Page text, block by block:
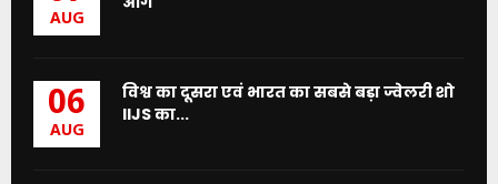
AUG
06
AUG
विश्व का दूसरा एवं भारत का सबसे बड़ा ज्वेलरी शो
IIJS का...